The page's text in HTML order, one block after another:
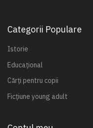
Categorii Populare
Istorie
Educațional
Cărți pentru copii
Ficțiune young adult